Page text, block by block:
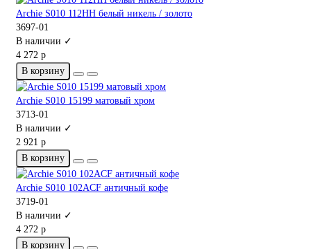
Archie S010 112HH белый никель / золото
3697-01
В наличии ✓
4 272 р
В корзину
Archie S010 15199 матовый хром
3713-01
В наличии ✓
2 921 р
В корзину
Archie S010 102ACF античный кофе
3719-01
В наличии ✓
4 272 р
В корзину